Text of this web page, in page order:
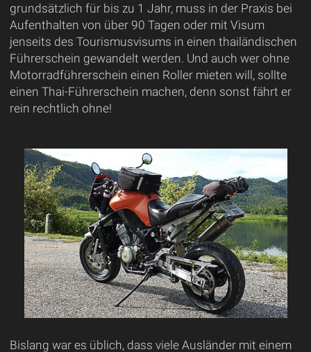
grundsätzlich für bis zu 1 Jahr, muss in der Praxis bei
Aufenthalten von über 90 Tagen oder mit Visum
jenseits des Tourismusvisums in einen thailändischen
Führerschein gewandelt werden. Und auch wer ohne
Motorradführerschein einen Roller mieten will, sollte
einen Thai-Führerschein machen, denn sonst fährt er
rein rechtlich ohne!
Bislang war es üblich, dass viele Ausländer mit einem